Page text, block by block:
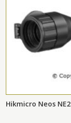
Hikmicro Neos